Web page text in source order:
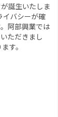
誕生いたしま
イバシーが確
阿部興業では
ただきまし
す。